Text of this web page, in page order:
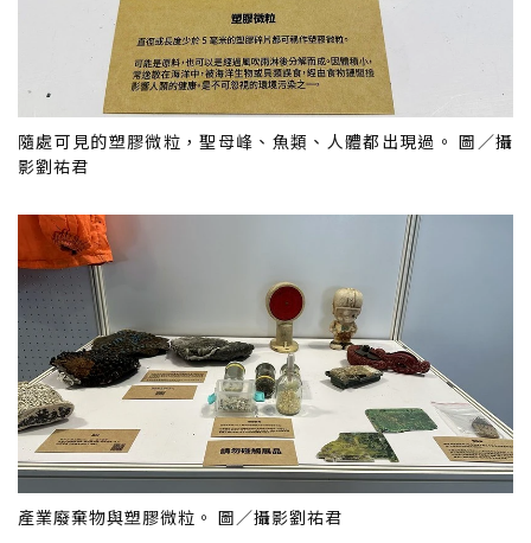
隨處可見的塑膠微粒，聖母峰、魚類、人體都出現過。 圖／攝
影劉祐君
產業廢棄物與塑膠微粒。 圖／攝影劉祐君